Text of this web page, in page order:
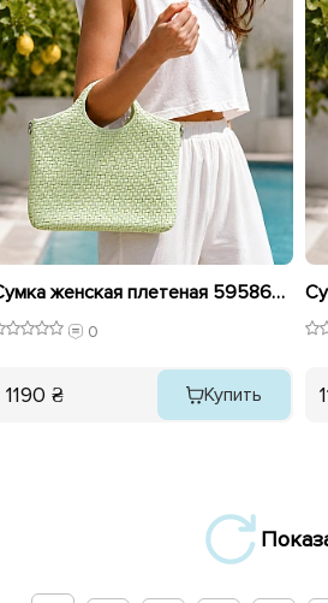
Сумка женская плетеная 595864 Оливкова
0
1190 ₴ Купить